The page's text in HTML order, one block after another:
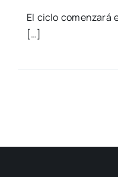
El ciclo comen­za­rá
[…]